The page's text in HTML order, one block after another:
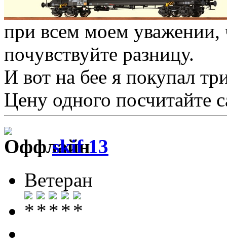
при всем моем уважении,
почувствуйте разницу.
И вот на бее я покупал
Цену одного посчитайте
skif 13
Ветеран